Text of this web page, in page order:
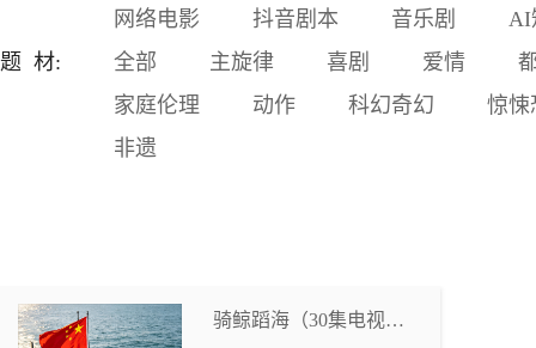
这种急切的心情强加给孩
子，从而造成了很多无法挽
回的悲剧。如果再给发生悲
生什么情况。身为父母，要
们采取正确的育儿方法，宣
网络电影
抖音剧本 音乐剧
AI
题 材:
全部 主旋律 喜剧 爱情
家庭伦理
动作 科幻奇幻
惊悚
非遗
骑鲸蹈海（30集电视连